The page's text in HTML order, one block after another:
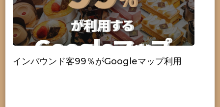
インバウンド客99％がGoogleマップ利用